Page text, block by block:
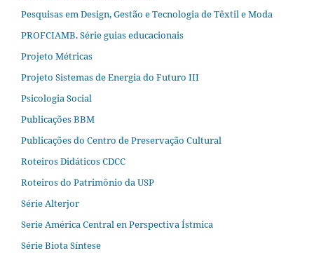
Pesquisas em Design, Gestão e Tecnologia de Têxtil e Moda
PROFCIAMB. Série guias educacionais
Projeto Métricas
Projeto Sistemas de Energia do Futuro III
Psicologia Social
Publicações BBM
Publicações do Centro de Preservação Cultural
Roteiros Didáticos CDCC
Roteiros do Patrimônio da USP
Série Alterjor
Serie América Central en Perspectiva Ístmica
Série Biota Síntese